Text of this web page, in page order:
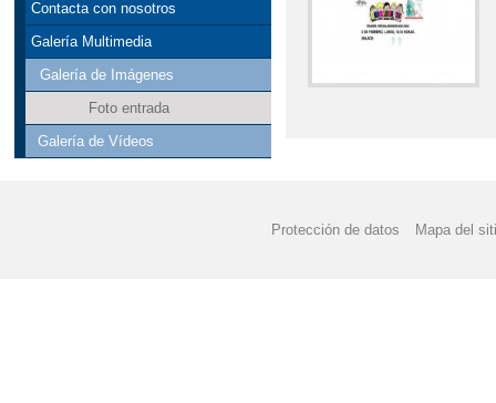
Contacta con nosotros
Galería Multimedia
Galería de Imágenes
Foto entrada
Galería de Vídeos
Protección de datos Mapa del